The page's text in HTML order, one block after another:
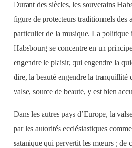
Durant des siècles, les souverains
figure de protecteurs traditionnels des
particulier de la musique. La politique
Habsbourg se concentre en un
engendre le plaisir, qui engendre la
dire, la beauté engendre la tranquillité
valse, source de beauté, y est bien
Dans les autres pays d’Europe, la
par les autorités ecclésiastiques
satanique qui pervertit les mœurs ; de